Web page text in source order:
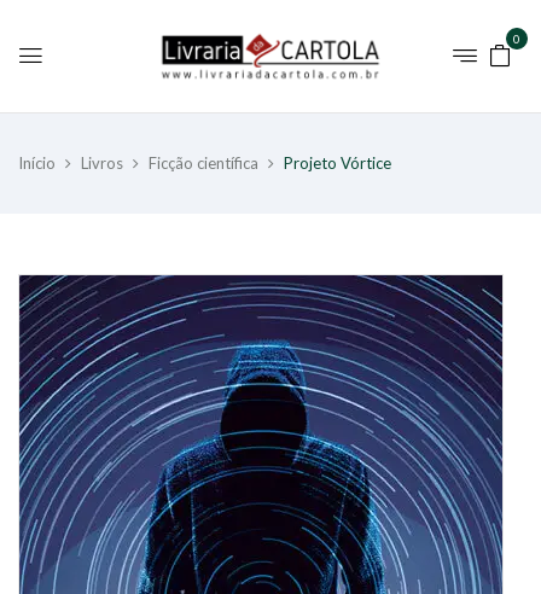
0
Início Livros Ficção científica Projeto Vórtice